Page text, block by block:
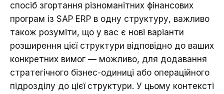
спосіб згортання різноманітних фінансових
програм із SAP ERP в одну структуру, важливо
також розуміти, що у вас є нові варіанти
розширення цієї структури відповідно до ваших
конкретних вимог — можливо, для додавання
стратегічного бізнес-одиниці або операційного
підрозділу до цієї структури. У цьому контексті